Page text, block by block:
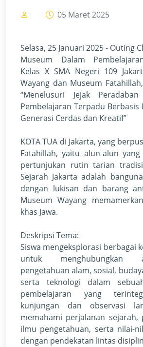
05 Maret 2025
Selasa, 25 Januari 2025 - Outing
Museum Dalam
Kelas X SMA Negeri 109
Wayang dan Museum
“Menelusuri Jejak
Pembelajaran Terpadu
Generasi Cerdas dan Kreatif”
KOTA TUA di Jakarta, yang
Fatahillah, yaitu alun-alun
pertunjukan rutin tarian
Sejarah Jakarta adalah
dengan lukisan dan barang
Museum Wayang
khas Jawa.
Deskripsi Tema:
Siswa mengeksplorasi berbagai
untuk menghubungkan
pengetahuan alam, sosial,
serta teknologi dalam
pembelajaran yang
kunjungan dan observasi
memahami perjalanan sejarah,
ilmu pengetahuan, serta nilai-
dengan pendekatan lintas